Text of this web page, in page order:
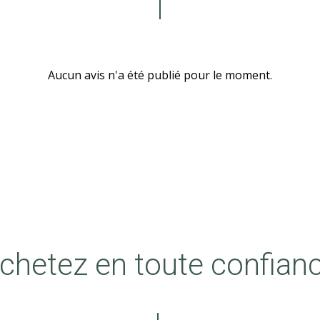
Aucun avis n'a été publié pour le moment.
en toute